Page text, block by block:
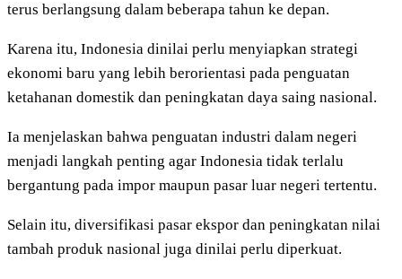
terus berlangsung dalam beberapa tahun ke depan.
Karena itu, Indonesia dinilai perlu menyiapkan strategi
ekonomi baru yang lebih berorientasi pada penguatan
ketahanan domestik dan peningkatan daya saing nasional.
Ia menjelaskan bahwa penguatan industri dalam negeri
menjadi langkah penting agar Indonesia tidak terlalu
bergantung pada impor maupun pasar luar negeri tertentu.
Selain itu, diversifikasi pasar ekspor dan peningkatan nilai
tambah produk nasional juga dinilai perlu diperkuat.